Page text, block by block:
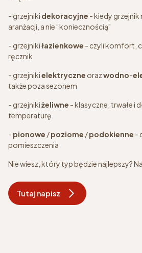
- grzejniki dekoracyjne - kiedy grzejnik
aranżacji, a nie “koniecznością"
- grzejnikiłazienkowe - czyli komfort,
ręcznik
- grzejnikielektryczne orazwodno-
także poza sezonem
- grzejnikiżeliwne - klasyczne, trwałe i
temperaturę
- pionowe /poziome /podokienne -
pomieszczenia
Nie wiesz, który typ będzie najlepszy?
Tutaj napisz